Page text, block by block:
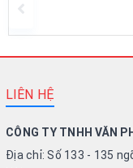
LIÊN HỆ
CÔNG TY TNHH VĂN
Địa chỉ: Số 133 - 135